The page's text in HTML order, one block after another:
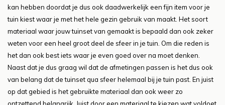
kan hebben doordat je dus ook daadwerkelijk een fijn item voor je
tuin kiest waar je met het hele gezin gebruik van maakt. Het soort
materiaal waar jouw tuinset van gemaakt is bepaald dan ook zeker
weten voor een heel groot deel de sfeer in je tuin. Om die reden is
het dan ook best iets waar je even goed over na moet denken.
Naast dat je dus graag wil dat de afmetingen passen is het dus ook
van belang dat de tuinset qua sfeer helemaal bij je tuin past. En juist
op dat gebied is het gebruikte materiaal dan ook weer zo